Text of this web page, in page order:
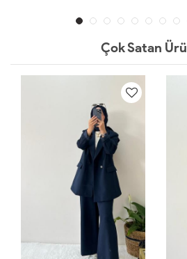
Çok Satan